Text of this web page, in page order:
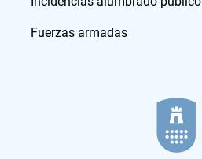
Fuerzas armadas